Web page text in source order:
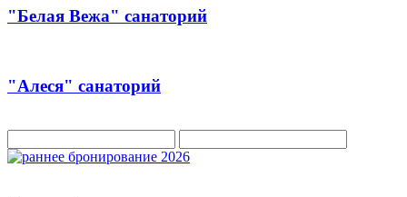
"Белая Вежа" санаторий
"Алеся" санаторий